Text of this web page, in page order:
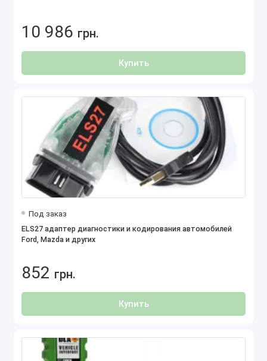
10 986 грн.
Купить
Под заказ
ELS27 адаптер диагностики и кодирования автомобилей
Ford, Mazda и других
852 грн.
Купить